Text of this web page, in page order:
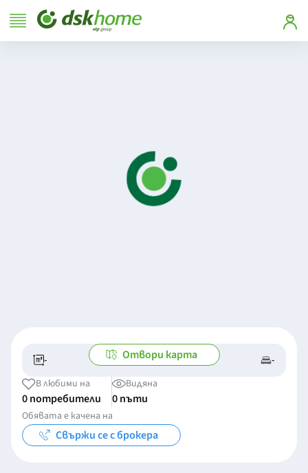
- -/- -
Отвори карта
В любими на
0 потребители
Видяна
0 пъти
Обявата е качена на
Свържи се с брокера